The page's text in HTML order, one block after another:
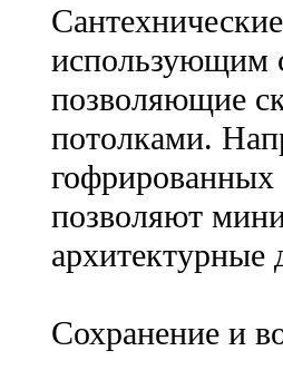
использующим
позволяющие
потолками.
гофрированных
позволяют
архитектурные
Сохранение и